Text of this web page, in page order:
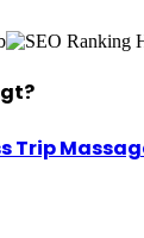
?
Trip